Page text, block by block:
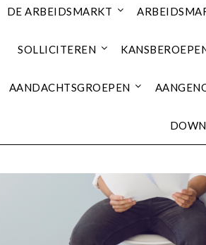
DE ARBEIDSMARKT
SOLLICITEREN
AANDACHTSGROEPEN